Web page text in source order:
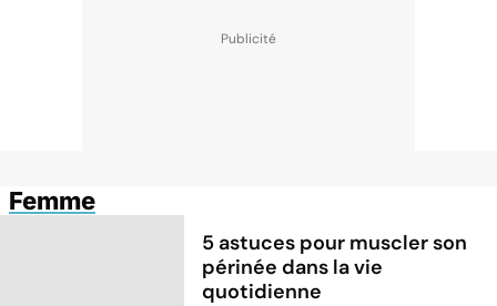
Femme
5 astuces pour muscler son
périnée dans la vie
quotidienne